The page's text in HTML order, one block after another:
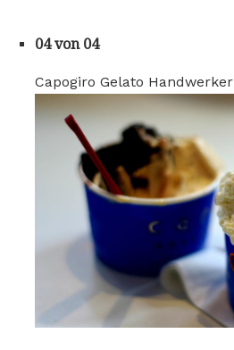
04 von 04
Capogiro Gelato Handwerker